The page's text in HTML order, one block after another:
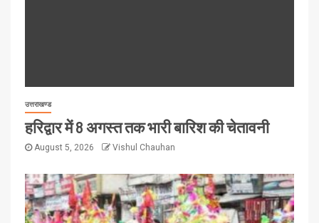
उत्तराखण्ड
हरिद्वार में 8 अगस्त तक भारी बारिश की चेतावनी
August 5, 2026 Vishul Chauhan